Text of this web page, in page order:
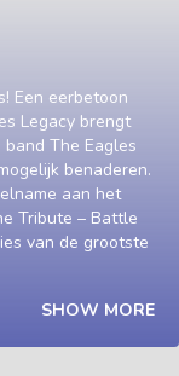
Een eerbetoon
Legacy brengt
The Eagles
benaderen.
aan het
Tribute – Battle
van de grootste
SHOW MORE